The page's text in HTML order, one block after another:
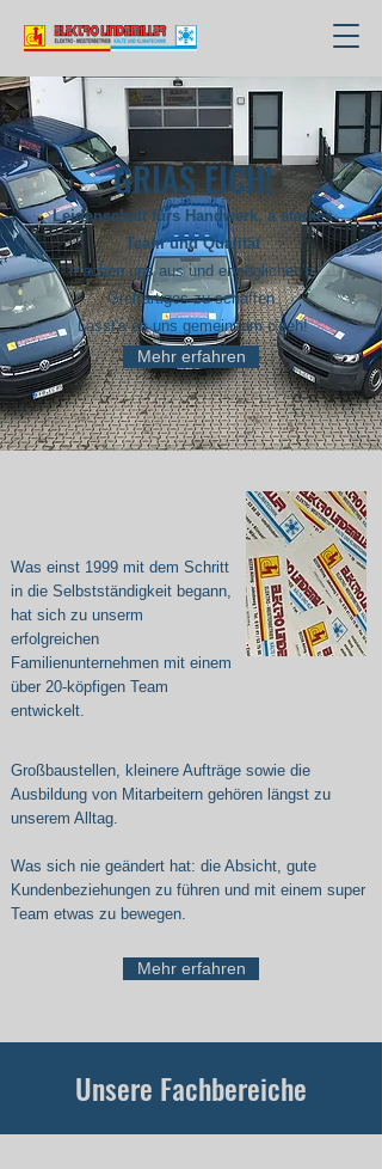
GRIAS EICH!
Leidenschaft fürs Handwerk, a starkes
Team und Qualität
machen uns aus und ermöglichen's,
Großartiges zu schaffen.
Lasst's es uns gemeinsam o'geh!
Mehr erfahren
Was einst 1999 mit dem Schritt
in die Selbstständigkeit begann,
hat sich zu unserm
erfolgreichen
Familienunternehmen mit einem
über 20-köpfigen Team
entwickelt.​
Großbaustellen, kleinere Aufträge sowie die
Ausbildung von Mitarbeitern gehören längst zu
unserem Alltag.
Was sich nie geändert hat: die Absicht, gute
Kundenbeziehungen zu führen und mit einem super
Team etwas zu bewegen.
Mehr erfahren
Unsere Fachbereiche